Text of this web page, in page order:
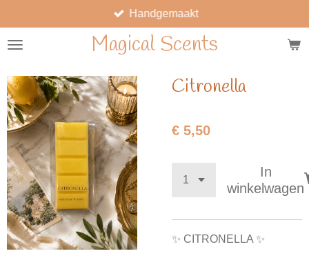
direct
naar
hoofdinhoud
Magical Scents
Handgemaakt
Citronella
€ 5,50
In
winkelwagen
✨ CITRONELLA ✨